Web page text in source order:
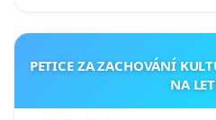
PETICE ZA ZACHOVÁNÍ
NA